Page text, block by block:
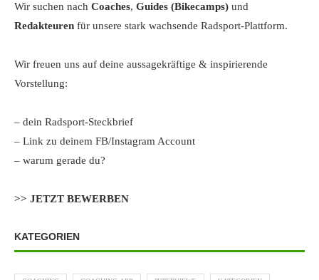
Wir suchen nach Coaches, Guides (Bikecamps) und
Redakteuren für unsere stark wachsende Radsport-Plattform.
Wir freuen uns auf deine aussagekräftige & inspirierende
Vorstellung:
– dein Radsport-Steckbrief
– Link zu deinem FB/Instagram Account
– warum gerade du?
>> JETZT BEWERBEN
KATEGORIEN